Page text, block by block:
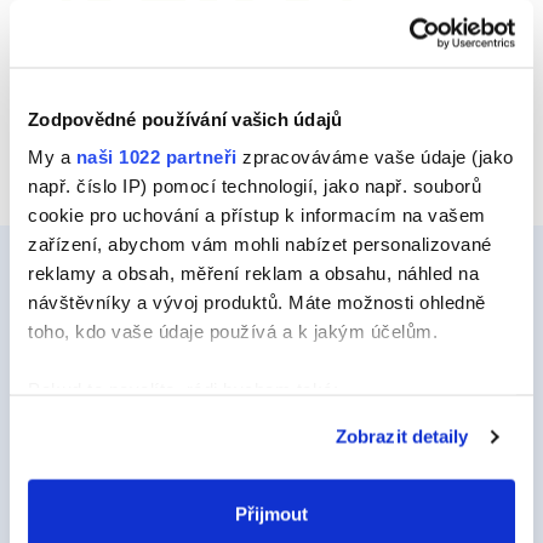
Zodpovědné používání vašich údajů
My a naši 1022 partneři zpracováváme vaše údaje (jako
např. číslo IP) pomocí technologií, jako např. souborů
cookie pro uchování a přístup k informacím na vašem
zařízení, abychom vám mohli nabízet personalizované
reklamy a obsah, měření reklam a obsahu, náhled na
návštěvníky a vývoj produktů. Máte možnosti ohledně
toho, kdo vaše údaje používá a k jakým účelům.
poloze, které mohou být přesné na několik metrů
Identifikovali vaše zařízení pomocí aktivního
skenování pro konkrétní charakteristiky (otisk prstu)
Zobrazit detaily
Přijmout
Ceys